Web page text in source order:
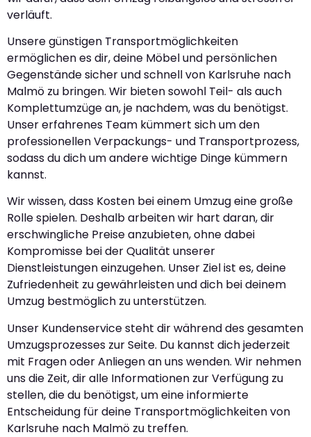
verläuft.
Unsere günstigen Transportmöglichkeiten
ermöglichen es dir, deine Möbel und persönlichen
Gegenstände sicher und schnell von Karlsruhe nach
Malmö zu bringen. Wir bieten sowohl Teil- als auch
Komplettumzüge an, je nachdem, was du benötigst.
Unser erfahrenes Team kümmert sich um den
professionellen Verpackungs- und Transportprozess,
sodass du dich um andere wichtige Dinge kümmern
kannst.
Wir wissen, dass Kosten bei einem Umzug eine große
Rolle spielen. Deshalb arbeiten wir hart daran, dir
erschwingliche Preise anzubieten, ohne dabei
Kompromisse bei der Qualität unserer
Dienstleistungen einzugehen. Unser Ziel ist es, deine
Zufriedenheit zu gewährleisten und dich bei deinem
Umzug bestmöglich zu unterstützen.
Unser Kundenservice steht dir während des gesamten
Umzugsprozesses zur Seite. Du kannst dich jederzeit
mit Fragen oder Anliegen an uns wenden. Wir nehmen
uns die Zeit, dir alle Informationen zur Verfügung zu
stellen, die du benötigst, um eine informierte
Entscheidung für deine Transportmöglichkeiten von
Karlsruhe nach Malmö zu treffen.